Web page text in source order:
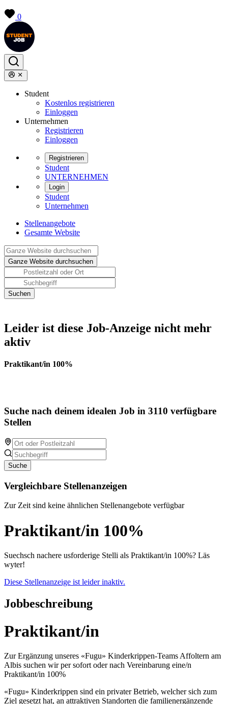
0
Student
Kostenlos registrieren
Einloggen
Unternehmen
Registrieren
Einloggen
Registrieren
Student
UNTERNEHMEN
Login
Student
Unternehmen
Stellenangebote
Gesamte Website
Leider ist diese Job-Anzeige nicht mehr
aktiv
Praktikant/in 100%
Suche nach deinem idealen Job in 3110 verfügbare
Stellen
Suche
Vergleichbare Stellenanzeigen
Zur Zeit sind keine ähnlichen Stellenangebote verfügbar
Praktikant/in 100%
Suechsch nachere usforderige Stelli als Praktikant/in 100%? Läs
wyter!
Diese Stellenanzeige ist leider inaktiv.
Jobbeschreibung
Praktikant/in
Zur Ergänzung unseres «Fugu» Kinderkrippen-Teams Affoltern am
Albis suchen wir per sofort oder nach Vereinbarung eine/n
Praktikant/in 100%
«Fugu» Kinderkrippen sind ein privater Betrieb, welcher sich zum
Ziel gesetzt hat, an attraktiven Standorten die familienergänzende